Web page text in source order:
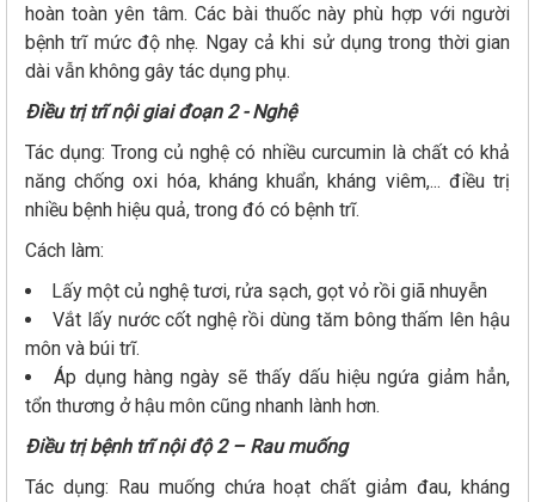
hoàn toàn yên tâm. Các bài thuốc này phù hợp với người
bệnh trĩ mức độ nhẹ. Ngay cả khi sử dụng trong thời gian
dài vẫn không gây tác dụng phụ.
Điều trị trĩ nội giai đoạn 2 - Nghệ
Tác dụng: Trong củ nghệ có nhiều curcumin là chất có khả
năng chống oxi hóa, kháng khuẩn, kháng viêm,... điều trị
nhiều bệnh hiệu quả, trong đó có bệnh trĩ.
Cách làm:
Lấy một củ nghệ tươi, rửa sạch, gọt vỏ rồi giã nhuyễn
Vắt lấy nước cốt nghệ rồi dùng tăm bông thấm lên hậu
môn và búi trĩ.
Áp dụng hàng ngày sẽ thấy dấu hiệu ngứa giảm hẳn,
tổn thương ở hậu môn cũng nhanh lành hơn.
Điều trị bệnh trĩ nội độ 2 – Rau muống
Tác dụng: Rau muống chứa hoạt chất giảm đau, kháng